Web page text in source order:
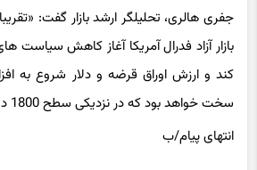
جفری هالری، تحلیلگر ارشد بازار گفت:
بازار آزاد فدرال آمریکا آغاز کاهش سیاست
کند و ارزش اوراق قرضه و دلار شروع به
سخت خواهد بود که در نزدیکی سطح 1800 دلار بماند.»
انتهایپیام/ب